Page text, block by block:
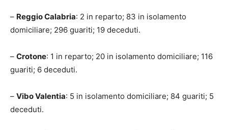
– Reggio Calabria: 2 in reparto; 83 in isolamento
domiciliare; 296 guariti; 19 deceduti.
– Crotone: 1 in reparto; 20 in isolamento domiciliare; 116
guariti; 6 deceduti.
– Vibo Valentia: 5 in isolamento domiciliare; 84 guariti; 5
deceduti.